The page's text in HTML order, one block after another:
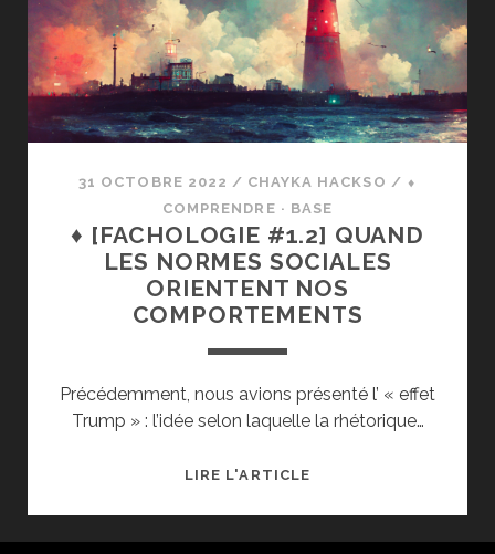
31 OCTOBRE 2022 / CHAYKA HACKSO / ⬧
COMPRENDRE · BASE
♦ [FACHOLOGIE #1.2] QUAND
LES NORMES SOCIALES
ORIENTENT NOS
COMPORTEMENTS
Précédemment, nous avions présenté l’ « effet
Trump » : l’idée selon laquelle la rhétorique…
LIRE L'ARTICLE♦